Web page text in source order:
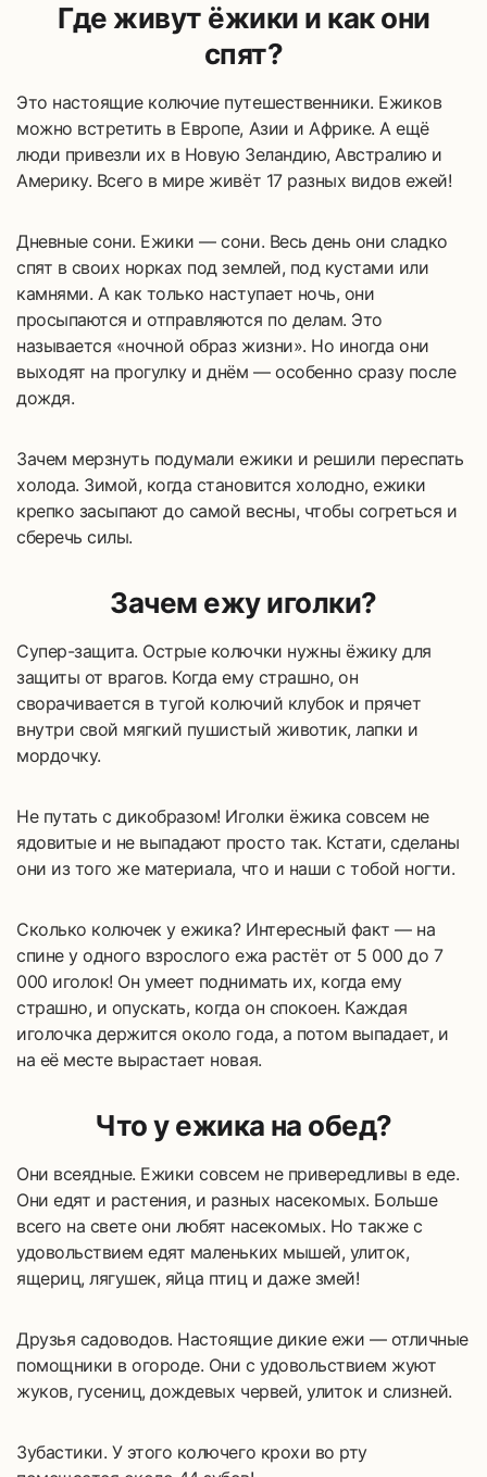
Где живут ёжики и как они
спят?
Это настоящие колючие путешественники. Ежиков
можно встретить в Европе, Азии и Африке. А ещё
люди привезли их в Новую Зеландию, Австралию и
Америку. Всего в мире живёт 17 разных видов ежей!
Дневные сони. Ежики — сони. Весь день они сладко
спят в своих норках под землей, под кустами или
камнями. А как только наступает ночь, они
просыпаются и отправляются по делам. Это
называется «ночной образ жизни». Но иногда они
выходят на прогулку и днём — особенно сразу после
дождя.
Зачем мерзнуть подумали ежики и решили переспать
холода. Зимой, когда становится холодно, ежики
крепко засыпают до самой весны, чтобы согреться и
сберечь силы.
Зачем ежу иголки?
Супер-защита. Острые колючки нужны ёжику для
защиты от врагов. Когда ему страшно, он
сворачивается в тугой колючий клубок и прячет
внутри свой мягкий пушистый животик, лапки и
мордочку.
Не путать с дикобразом! Иголки ёжика совсем не
ядовитые и не выпадают просто так. Кстати, сделаны
они из того же материала, что и наши с тобой ногти.
Сколько колючек у ежика? Интересный факт — на
спине у одного взрослого ежа растёт от 5 000 до 7
000 иголок! Он умеет поднимать их, когда ему
страшно, и опускать, когда он спокоен. Каждая
иголочка держится около года, а потом выпадает, и
на её месте вырастает новая.
Что у ежика на обед?
Они всеядные. Ежики совсем не привередливы в еде.
Они едят и растения, и разных насекомых. Больше
всего на свете они любят насекомых. Но также с
удовольствием едят маленьких мышей, улиток,
ящериц, лягушек, яйца птиц и даже змей!
Друзья садоводов. Настоящие дикие ежи — отличные
помощники в огороде. Они с удовольствием жуют
жуков, гусениц, дождевых червей, улиток и слизней.
Зубастики. У этого колючего крохи во рту